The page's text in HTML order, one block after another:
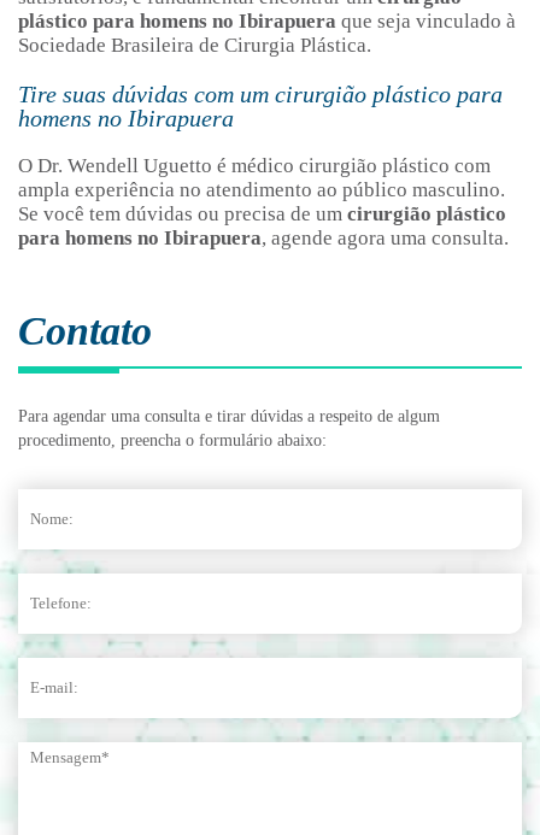
plástico para homens no Ibirapuera que seja vinculado à
Sociedade Brasileira de Cirurgia Plástica.
Tire suas dúvidas com um cirurgião plástico para
homens no Ibirapuera
O Dr. Wendell Uguetto é médico cirurgião plástico com
ampla experiência no atendimento ao público masculino.
Se você tem dúvidas ou precisa de um cirurgião plástico
para homens no Ibirapuera, agende agora uma consulta.
Contato
Para agendar uma consulta e tirar dúvidas a respeito de algum
procedimento, preencha o formulário abaixo: